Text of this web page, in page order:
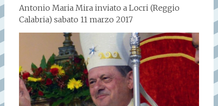
Antonio Maria Mira inviato a Locri (Reggio
Calabria) sabato 11 marzo 2017